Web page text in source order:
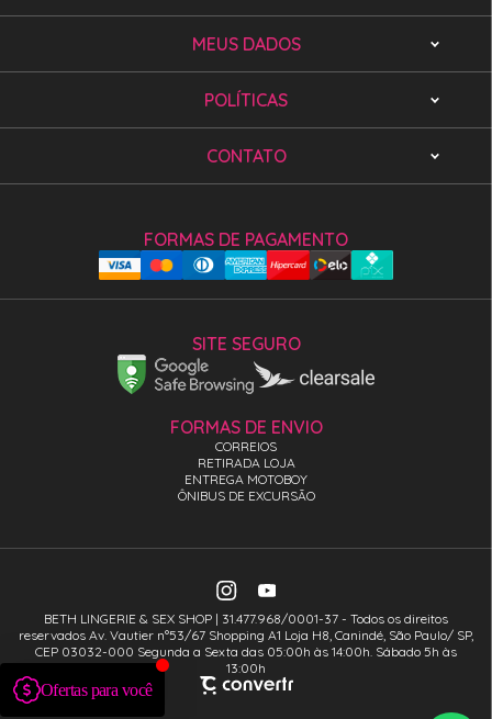
MEUS DADOS
POLÍTICAS
CONTATO
SITE SEGURO
FORMAS DE PAGAMENTO
FORMAS DE ENVIO
CORREIOS
RETIRADA LOJA
ENTREGA MOTOBOY
ÔNIBUS DE EXCURSÃO
BETH LINGERIE & SEX SHOP | 31.477.968/0001-37 - Todos os direitos
reservados Av. Vautier n°53/67 Shopping A1 Loja H8, Canindé, São Paulo/ SP,
CEP 03032-000 Segunda a Sexta das 05:00h às 14:00h. Sábado 5h às
13:00h